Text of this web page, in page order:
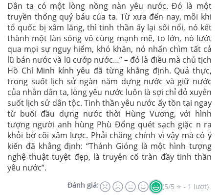
Dân ta có một lòng nồng nàn yêu nước. Đó là một
truyền thống quý báu của ta. Từ xưa đến nay, mỗi khi
tổ quốc bị xâm lăng, thì tinh thần ấy lại sôi nổi, nó kết
thành một làn sóng vô cùng mạnh mẽ, to lớn, nó lướt
qua mọi sự nguy hiểm, khó khăn, nó nhấn chìm tất cả
lũ bán nước và lũ cướp nước…” – đó là điều mà chủ tịch
Hồ Chí Minh kính yêu đã từng khẳng định. Quả thực,
trong suốt lịch sử ngàn năm dựng nước và giữ nước
của nhân dân ta, lòng yêu nước luôn là sợi chỉ đỏ xuyên
suốt lịch sử dân tộc. Tinh thần yêu nước ấy tồn tại ngay
từ buổi đầu dựng nước thời Hùng Vương, với hình
tượng người anh hùng Phù Đổng quét sạch giặc n ra
khỏi bờ cõi xâm lược. Phải chăng chính vì vậy mà có ý
kiến đã khẳng định: “Thánh Gióng là một hình tượng
nghệ thuật tuyệt đẹp, là truyện cổ tràn đầy tinh thần
yêu nước”.
Đánh giá: (5/5 ⭐ - 1 lượt)